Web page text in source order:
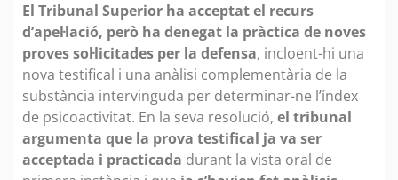
El Tribunal Superior ha acceptat el recurs
d’apel·lació, però ha denegat la pràctica de noves
proves sol·licitades per la defensa, incloent-hi una
nova testifical i una anàlisi complementària de la
substància intervinguda per determinar-ne l’índex
de psicoactivitat. En la seva resolució, el tribunal
argumenta que la prova testifical ja va ser
acceptada i practicada durant la vista oral de